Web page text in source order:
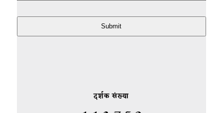
Submit
दर्शक संख्या